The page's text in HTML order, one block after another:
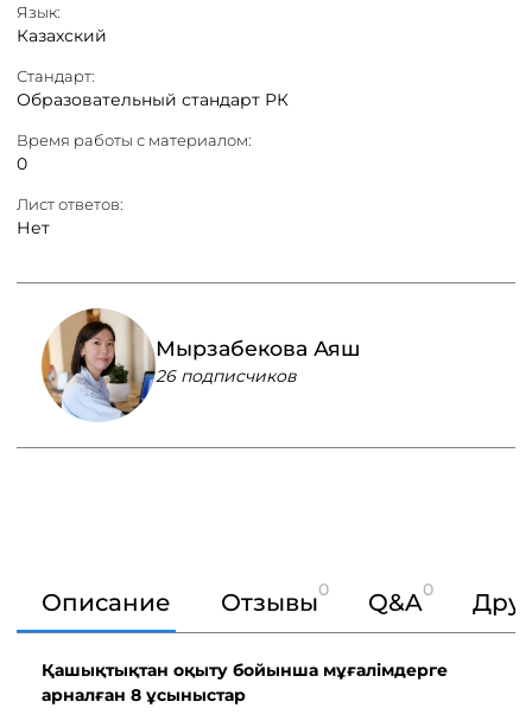
Язык:
Казахский
Стандарт:
Образовательный стандарт РК
Время работы с материалом:
0
Лист ответов:
Нет
Мырзабекова Аяш
26 подписчиков
Описание Отзывы0 Q&A0
Қашықтықтан оқыту бойынша мұғалімдерге
арналған 8 ұсыныстар